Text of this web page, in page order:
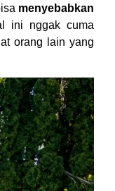
menyebabkan
ini nggak cuma
orang lain yang